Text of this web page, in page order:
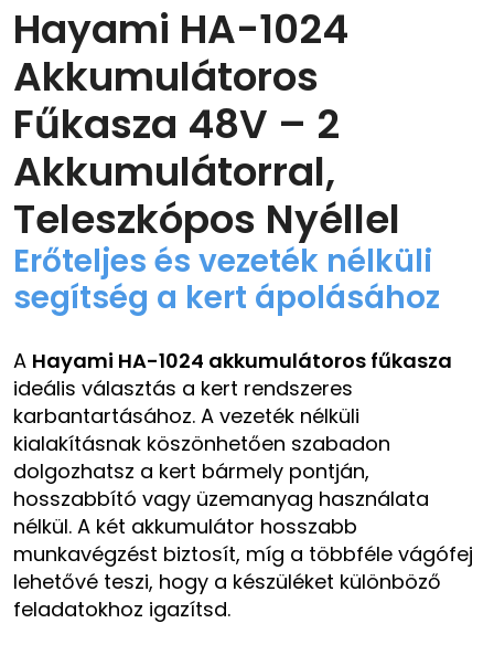
Hayami HA-1024
Akkumulátoros
Fűkasza 48V – 2
Akkumulátorral,
Teleszkópos Nyéllel
Erőteljes és vezeték nélküli
segítség a kert ápolásához
A Hayami HA-1024 akkumulátoros fűkasza
ideális választás a kert rendszeres
karbantartásához. A vezeték nélküli
kialakításnak köszönhetően szabadon
dolgozhatsz a kert bármely pontján,
hosszabbító vagy üzemanyag használata
nélkül. A két akkumulátor hosszabb
munkavégzést biztosít, míg a többféle vágófej
lehetővé teszi, hogy a készüléket különböző
feladatokhoz igazítsd.